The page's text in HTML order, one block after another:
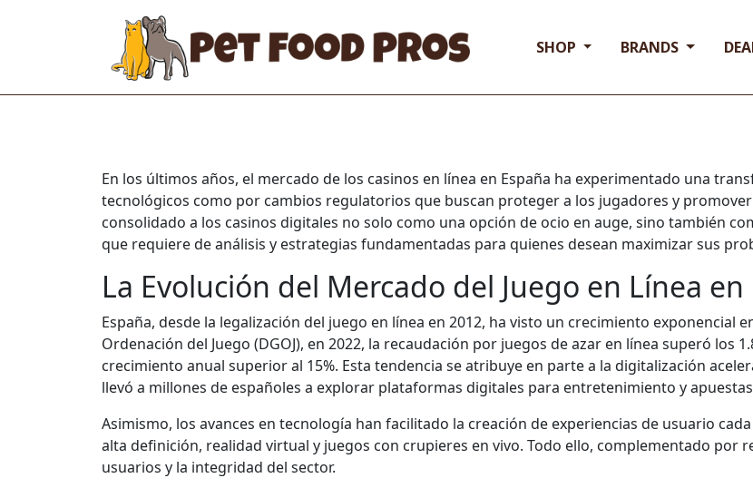
SHOP BRANDS
En los últimos años, el mercado de los casinos en línea en España ha experimentado una
tecnológicos como por cambios regulatorios que buscan proteger a los jugadores y
consolidado a los casinos digitales no solo como una opción de ocio en auge, sino también
que requiere de análisis y estrategias fundamentadas para quienes desean maximizar sus
La Evolución del Mercado del Juego en Línea en
España, desde la legalización del juego en línea en 2012, ha visto un crecimiento exponencial
Ordenación del Juego (DGOJ), en 2022, la recaudación por juegos de azar en línea superó los
crecimiento anual superior al 15%. Esta tendencia se atribuye en parte a la digitalización
llevó a millones de españoles a explorar plataformas digitales para entretenimiento y
Asimismo, los avances en tecnología han facilitado la creación de experiencias de usuario
alta definición, realidad virtual y juegos con crupieres en vivo. Todo ello, complementado por
usuarios y la integridad del sector.